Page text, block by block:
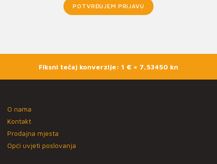
POTVRĐUJEM PRIJAVU
Fiksni tečaj konverzije: 1 € = 7,53450 kn
O nama
Kontakt
Prodajna mjesta
Opći uvjeti poslovanja